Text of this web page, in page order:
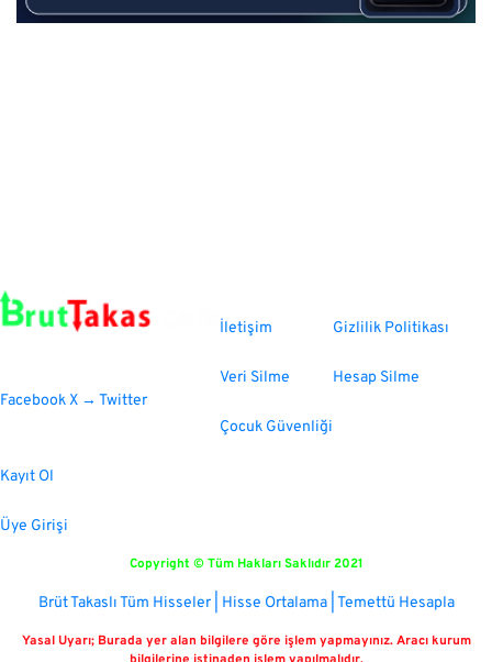
FacebookX → Twitter
İletişim
Veri Silme
Çocuk Güvenliği
Gizlilik Politikası
Hesap Silme
Kayıt Ol
Üye Girişi
Copyright © Tüm Hakları Saklıdır 2021
Brüt Takaslı Tüm Hisseler | Hisse Ortalama | Temettü Hesapla
Yasal Uyarı; Burada yer alan bilgilere göre işlem yapmayınız. Aracı kurum